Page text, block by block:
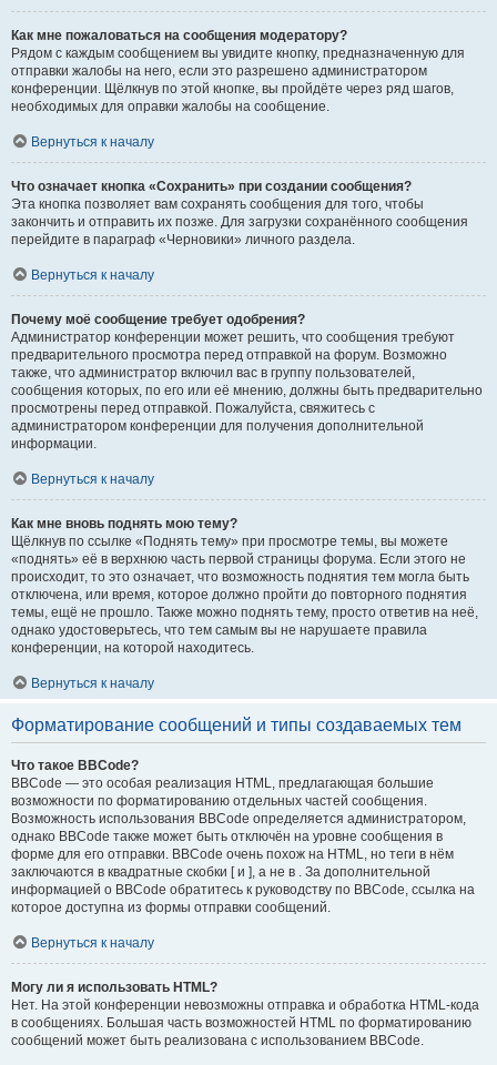
Как мне пожаловаться на сообщения модератору?
Рядом с каждым сообщением вы увидите кнопку, предназначенную для
отправки жалобы на него, если это разрешено администратором
конференции. Щёлкнув по этой кнопке, вы пройдёте через ряд шагов,
необходимых для оправки жалобы на сообщение.
Вернуться к началу
Что означает кнопка «Сохранить» при создании сообщения?
Эта кнопка позволяет вам сохранять сообщения для того, чтобы
закончить и отправить их позже. Для загрузки сохранённого сообщения
перейдите в параграф «Черновики» личного раздела.
Вернуться к началу
Почему моё сообщение требует одобрения?
Администратор конференции может решить, что сообщения требуют
предварительного просмотра перед отправкой на форум. Возможно
также, что администратор включил вас в группу пользователей,
сообщения которых, по его или её мнению, должны быть предварительно
просмотрены перед отправкой. Пожалуйста, свяжитесь с
администратором конференции для получения дополнительной
информации.
Вернуться к началу
Как мне вновь поднять мою тему?
Щёлкнув по ссылке «Поднять тему» при просмотре темы, вы можете
«поднять» её в верхнюю часть первой страницы форума. Если этого не
происходит, то это означает, что возможность поднятия тем могла быть
отключена, или время, которое должно пройти до повторного поднятия
темы, ещё не прошло. Также можно поднять тему, просто ответив на неё,
однако удостоверьтесь, что тем самым вы не нарушаете правила
конференции, на которой находитесь.
Вернуться к началу
Форматирование сообщений и типы создаваемых тем
Что такое BBCode?
BBCode — это особая реализация HTML, предлагающая большие
возможности по форматированию отдельных частей сообщения.
Возможность использования BBCode определяется администратором,
однако BBCode также может быть отключён на уровне сообщения в
форме для его отправки. BBCode очень похож на HTML, но теги в нём
заключаются в квадратные скобки [ и ], а не в . За дополнительной
информацией о BBCode обратитесь к руководству по BBCode, ссылка на
которое доступна из формы отправки сообщений.
Вернуться к началу
Могу ли я использовать HTML?
Нет. На этой конференции невозможны отправка и обработка HTML-кода
в сообщениях. Большая часть возможностей HTML по форматированию
сообщений может быть реализована с использованием BBCode.